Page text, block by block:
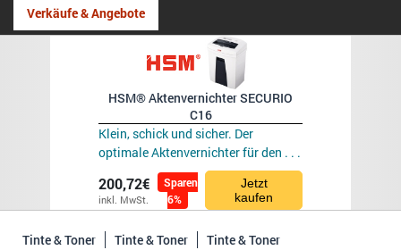
Verkäufe & Angebote
HSM® Aktenvernichter SECURIO
C16
Klein, schick und sicher. Der
optimale Aktenvernichter für den . . .
200,72€
inkl. MwSt.
Sparen
6%
Jetzt
kaufen
Tinte & Toner Tinte & Toner Tinte & Toner